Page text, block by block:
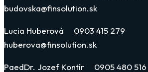
budovska@finsolution.sk
Lucia Huberová 0903 415 279
huberova@finsolution.sk
PaedDr. Jozef Kontír 0905 480